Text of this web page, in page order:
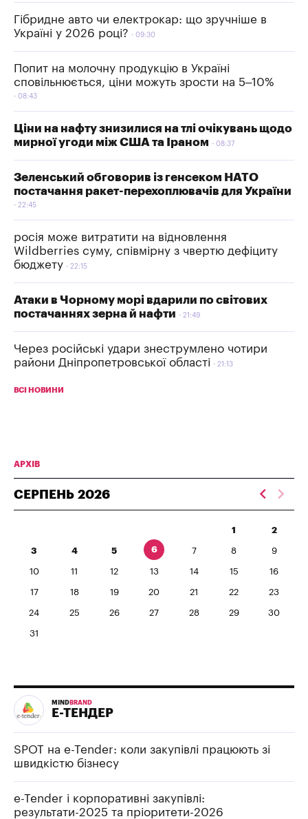
Гібридне авто чи електрокар: що зручніше в
Україні у 2026 році?
09:30
Попит на молочну продукцію в Україні
сповільнюється, ціни можуть зрости на 5–10%
08:43
Ціни на нафту знизилися на тлі очікувань щодо
мирної угоди між США та Іраном
08:37
Зеленський обговорив із генсеком НАТО
постачання ракет-перехоплювачів для України
22:45
росія може витратити на відновлення
Wildberries суму, співмірну з чвертю дефіциту
бюджету
22:15
Атаки в Чорному морі вдарили по світових
постачаннях зерна й нафти
21:49
Через російські удари знеструмлено чотири
райони Дніпропетровської області
21:13
ВСІ НОВИНИ
АРХІВ
СЕРПЕНЬ 2026
1 2
3 4 5 6 7 8 9
10 11 12 13 14 15 16
17 18 19 20 21 22 23
24 25 26 27 28 29 30
31
MIND BRAND
Е-ТЕНДЕР
SPOT на e-Tender: коли закупівлі працюють зі
швидкістю бізнесу
e-Tender і корпоративні закупівлі:
результати-2025 та пріоритети-2026